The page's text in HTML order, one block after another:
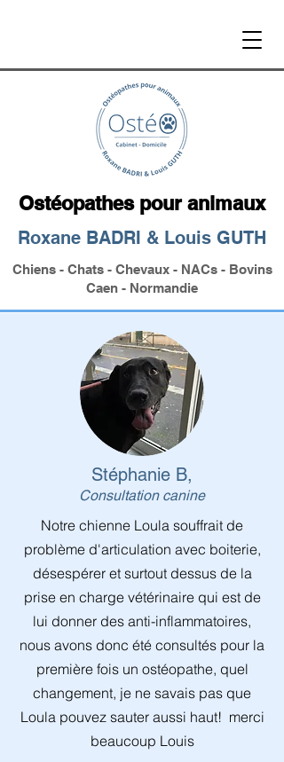
Ostéopathes pour animaux
Roxane BADRI & Louis GUTH
Chiens - Chats - Chevaux - NACs - Bovins
Caen - Normandie
Stéphanie B,
Consultation canine
Notre chienne Loula souffrait de
problème d'articulation avec boiterie,
désespérer et surtout dessus de la
prise en charge vétérinaire qui est de
lui donner des anti-inflammatoires,
nous avons donc été consultés pour la
première fois un ostéopathe, quel
changement, je ne savais pas que
Loula pouvez sauter aussi haut! merci
beaucoup Louis